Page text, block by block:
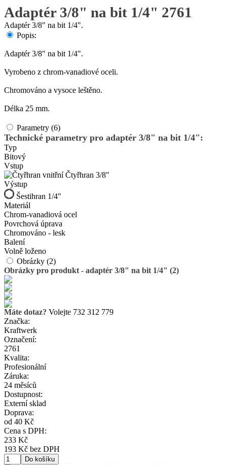
Adaptér 3/8" na bit 1/4" 2761
Adaptér 3/8" na bit 1/4".
Popis:
Adaptér 3/8" na bit 1/4".
Vyrobeno z chrom-vanadiové oceli.
Chromováno a vysoce leštěno.
Délka 25 mm.
Parametry (6)
Technické parametry pro adaptér 3/8" na bit 1/4":
Typ
Bitový
Vstup
Čtyřhran 3/8"
Výstup
Šestihran 1/4"
Materiál
Chrom-vanadiová ocel
Povrchová úprava
Chromováno - lesk
Balení
Volně loženo
Obrázky (2)
Obrázky pro produkt - adaptér 3/8" na bit 1/4" (2)
Máte dotaz? Volejte 732 312 779
Značka:
Kraftwerk
Označení:
2761
Kvalita:
Profesionální
Záruka:
24 měsíců
Dostupnost:
Externí sklad
Doprava:
od 40 Kč
Cena s DPH:
233 Kč
193 Kč bez DPH